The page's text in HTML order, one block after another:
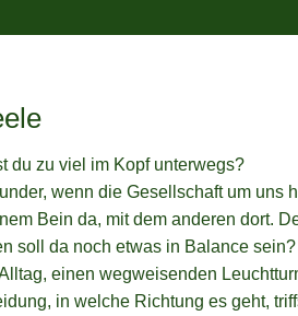
du zu viel im Kopf unterwegs?
wenn die Gesellschaft um uns
Bein da, mit dem anderen dort.
soll da noch etwas in Balance
einen wegweisenden
in welche Richtung es geht,